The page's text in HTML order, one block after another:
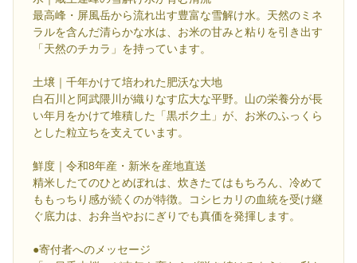
最高峰・屏風岳から流れ出す豊富な雪解け水。天然のミネ
ラルを含んだ清らかな水は、お米の甘みと粘りを引き出す
「天然のチカラ」を持っています。
土壌｜千年かけて培われた肥沃な大地
白石川と阿武隈川が織りなす広大な平野。山の栄養分が長
い年月をかけて堆積した「黒ボク土」が、お米のふっくら
とした粒立ちを支えています。
鮮度｜令和8年産・新米を産地直送
精米したてのひとめぼれは、炊きたてはもちろん、冷めて
ももっちり感が続くのが特徴。コシヒカリの血統を受け継
ぐ底力は、お弁当やおにぎりでも真価を発揮します。
●寄付者へのメッセージ